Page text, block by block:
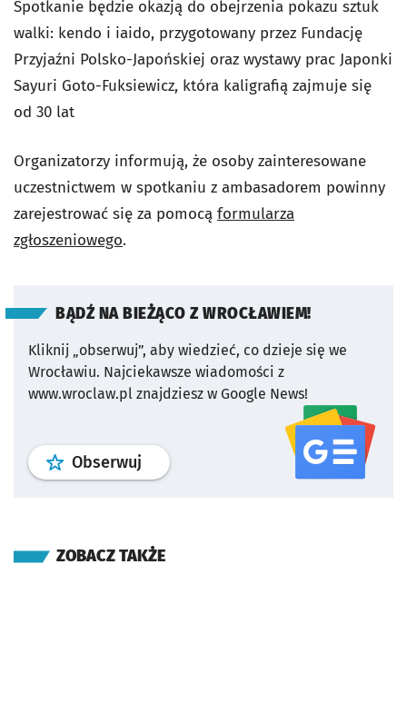
Spotkanie będzie okazją do obejrzenia pokazu sztuk
walki: kendo i iaido, przygotowany przez Fundację
Przyjaźni Polsko-Japońskiej oraz wystawy prac Japonki
Sayuri Goto-Fuksiewicz, która kaligrafią zajmuje się
od 30 lat
Organizatorzy informują, że osoby zainteresowane
uczestnictwem w spotkaniu z ambasadorem powinny
zarejestrować się za pomocą formularza
zgłoszeniowego.
BĄDŹ NA BIEŻĄCO Z WROCŁAWIEM!
Kliknij „obserwuj”, aby wiedzieć, co dzieje się we
Wrocławiu. Najciekawsze wiadomości z
www.wroclaw.pl znajdziesz w Google News!
Obserwuj profil serwisu
ZOBACZ TAKŻE